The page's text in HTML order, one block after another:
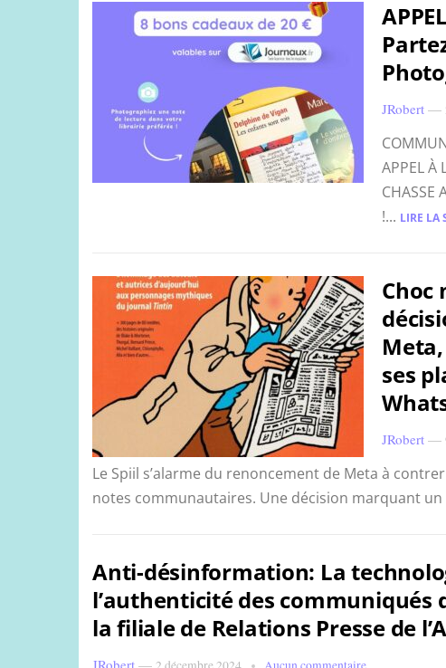
JRobert —
APPEL À
CHASSE
!... LIRE LA
Choc
ses
JRobert —
Le Spiil s’alarme du renoncement de Meta à
notes communautaires. Une décision marquant
Anti-désinformation: La
l’authenticité des communiqués
la filiale de Relations Presse de
JRobert —